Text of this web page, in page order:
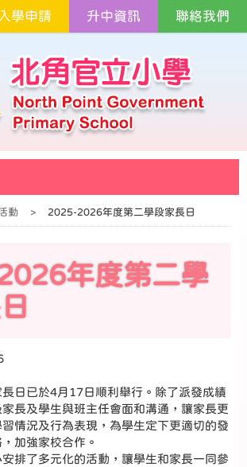
入學申請 升中資訊 聯絡我們
動 > 2025-2026年度第二學段家長日
年度第二學
日已於4月17日順利舉行。除了派發成績
長及學生與班主任會面和溝通，讓家長更
情況及行為表現，為學生定下更適切的發
加強家校合作。
排了多元化的活動，讓學生和家長一同參